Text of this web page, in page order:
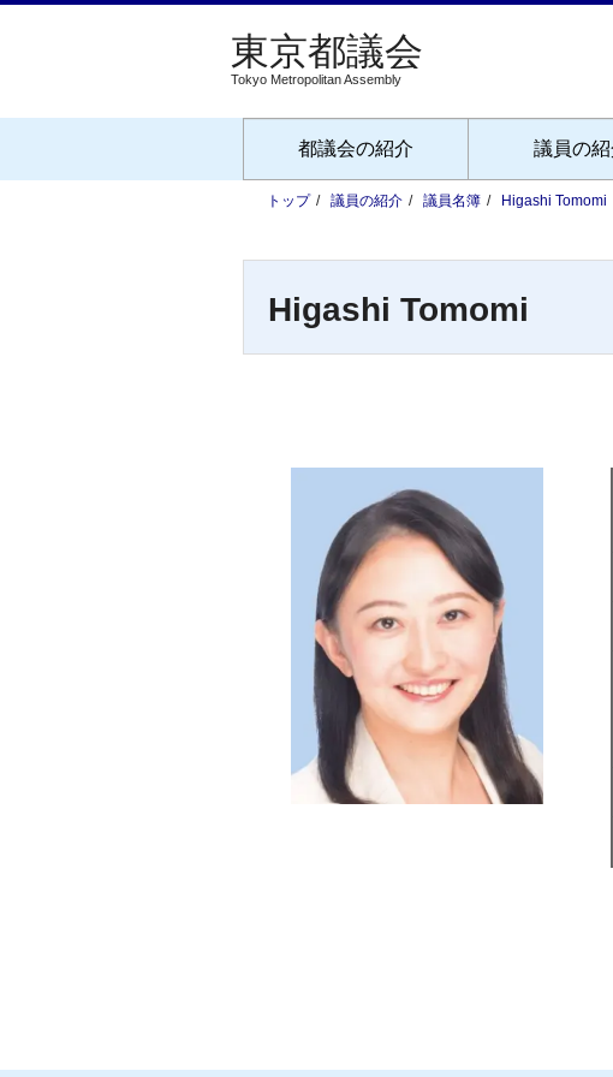
Tokyo Metropolitan Assembly
都議会の紹介 議員の紹
トップ 議員の紹介 議員名簿 Higashi Tomomi
Higashi Tomomi